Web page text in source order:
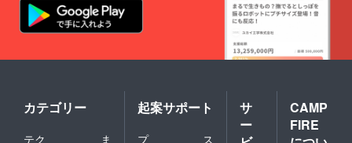
カテゴリー
テク
ま
起案サポート
プ
ス
サ
ー
CAMP
FIRE